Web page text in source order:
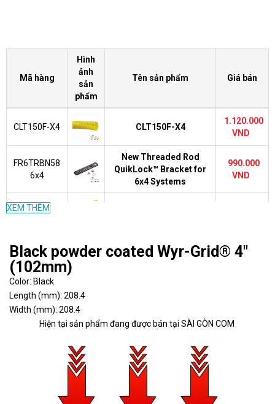
Mã hàng
Hình
ảnh
sản
phẩm
Tên sản phẩm Giá bán
CLT150F-X4 CLT150F-X4
1.120.000
VND
FR6TRBN58
6x4
New Threaded Rod
QuikLock™ Bracket for
6x4 Systems
990.000
VND
FREC6X4YL
FRBC6X4YL 6x4 QuikLock™ Coupler
VND
FRIDT6X4YL
Cover for Spill-Over
6x4 Channel
Split Cover for 6x4
XEM THÊM
Black powder coated Wyr-Grid® 4"
(102mm)
Color: Black
Length (mm): 208.4
Width (mm): 208.4
Hiện tại sản phẩm đang được bán tại SÀI GÒN COM